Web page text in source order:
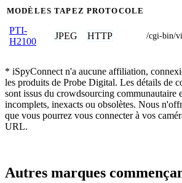
MODÈLES TAPEZ PROTOCOLE
PTI-
H2100
JPEG HTTP /cgi-bin/
* iSpyConnect n'a aucune affiliation,
les produits de Probe Digital. Les détails de
sont issus du crowdsourcing communautaire
incomplets, inexacts ou obsolètes. Nous
que vous pourrez vous connecter à vos
URL.
Autres marques